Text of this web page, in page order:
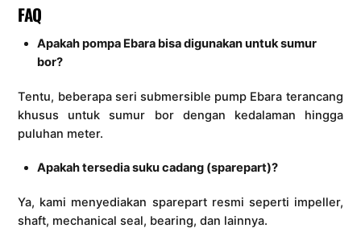
FAQ
Apakah pompa Ebara bisa digunakan untuk sumur
bor?
Tentu, beberapa seri submersible pump Ebara terancang
khusus untuk sumur bor dengan kedalaman hingga
puluhan meter.
Apakah tersedia suku cadang (sparepart)?
Ya, kami menyediakan sparepart resmi seperti impeller,
shaft, mechanical seal, bearing, dan lainnya.